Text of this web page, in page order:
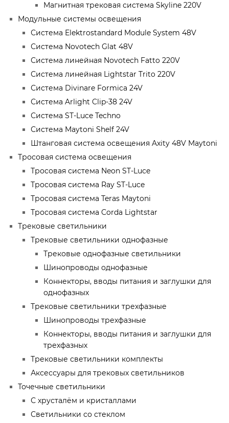
Магнитная трековая система Skyline 220V
Модульные системы освещения
Система Elektrostandard Module System 48V
Система Novotech Glat 48V
Система линейная Novotech Fatto 220V
Система линейная Lightstar Trito 220V
Система Divinare Formica 24V
Система Arlight Clip-38 24V
Система ST-Luce Techno
Система Maytoni Shelf 24V
Штанговая система освещения Axity 48V Maytoni
Тросовая система освещения
Тросовая система Neon ST-Luce
Тросовая система Ray ST-Luce
Тросовая система Teras Maytoni
Тросовая система Corda Lightstar
Трековые светильники
Трековые светильники однофазные
Трековые однофазные светильники
Шинопроводы однофазные
Коннекторы, вводы питания и заглушки для
однофазных
Трековые светильники трехфазные
Шинопроводы трехфазные
Коннекторы, вводы питания и заглушки для
трехфазных
Трековые светильники комплекты
Аксессуары для трековых светильников
Точечные светильники
С хрусталём и кристаллами
Светильники со стеклом